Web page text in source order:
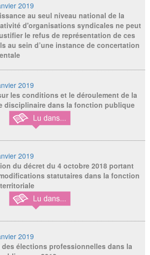
2019
au seul niveau national de la
d'organisations syndicales ne peut
le refus de représentation de ces
au sein d’une instance de concertation
2019
les conditions et le déroulement de la
disciplinaire dans la fonction publique
2019
du décret du 4 octobre 2018 portant
statutaires dans la fonction
2019
des élections professionnelles dans la